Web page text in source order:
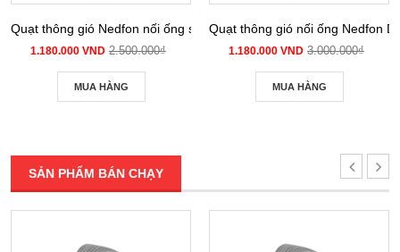
Quạt thông gió Nedfon nối ống siêu âm DPT 10-12B
1.180.000 VND 2.500.000₫
MUA HÀNG
Quạt thông gió nối ống Nedfon
1.180.000 VND 3.000.000₫
MUA HÀNG
SẢN PHẨM BÁN CHẠY